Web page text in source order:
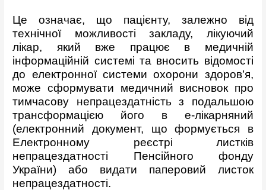
Це означає, що пацієнту, залежно від
технічної можливості закладу, лікуючий
лікар, який вже працює в медичній
інформаційній системі та вносить відомості
до електронної системи охорони здоров’я,
може сформувати медичний висновок про
тимчасову непрацездатність з подальшою
трансформацією його в е-лікарняний
(електронний документ, що формується в
Електронному реєстрі листків
непрацездатності Пенсійного фонду
України) або видати паперовий листок
непрацездатності.